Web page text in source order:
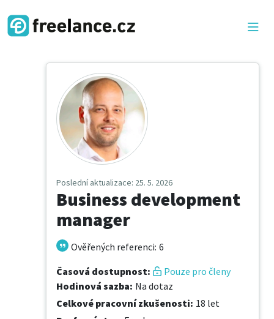
Poslední aktualizace: 25. 5. 2026
Business development
manager
Ověřených referenci: 6
Časová dostupnost:
Pouze pro členy
Hodinová sazba: Na dotaz
Celkové pracovní zkušenosti: 18 let